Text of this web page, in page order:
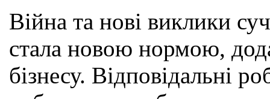
Війна та нові виклики
стала новою нормою,
бізнесу. Відповідальні